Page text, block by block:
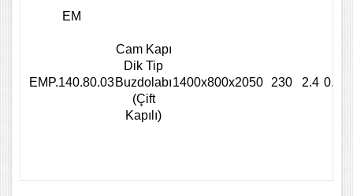
EM
EMP.140.80.03
Cam Kapı
Dik Tip
Buzdolabı
(Çift
Kapılı)
1400x800x2050 230 2.4 0.6